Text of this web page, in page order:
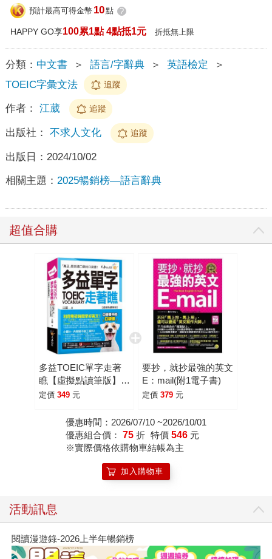
預計最高可得金幣 10點 ?
HAPPY GO享100累1點 4點抵1元 折抵無上限
分類： 中文書 ＞ 語言/字辭典 ＞ 英語檢定
＞
TOEIC字彙文法
追蹤
作者： 江葳 追蹤
出版社： 不求人文化 追蹤
出版日： 2024/10/02
相關主題： 2025暢銷榜—語言辭典
超值合購
多益TOEIC單字走著
瞧【虛擬點讀筆版】
(附「Youtor App」內
防水書套)
定價 349 元
要抄，就抄最強的英文
E：mail(附1電子書)
定價 379 元
優惠時間：2026/07/10 ~2026/10/01
優惠組合價： 75 折 特價 546 元
※實際價格依購物車結帳為主
加入購物車
活動訊息
閱讀漫遊錄-2026上半年暢銷榜